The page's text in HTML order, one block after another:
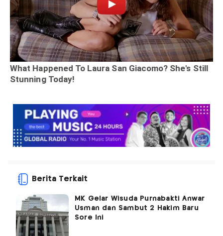
Berita Terkait
MK Gelar Wisuda Purnabakti Anwar
Usman dan Sambut 2 Hakim Baru
Sore Ini